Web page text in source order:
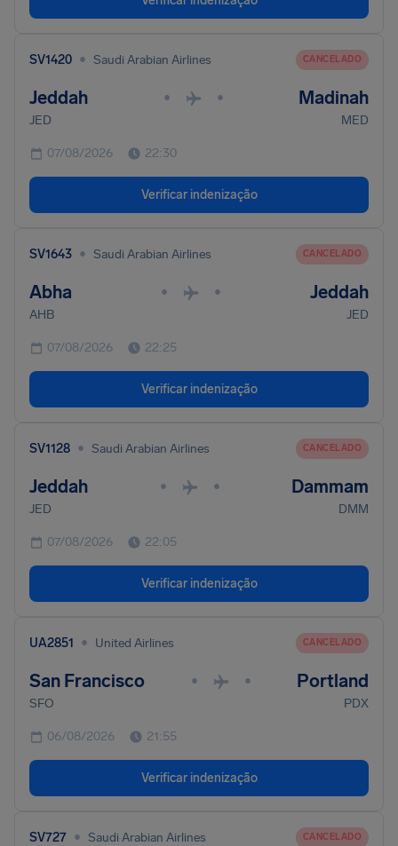
SV1420 • Saudi Arabian Airlines CANCELADO
Jeddah • • Madinah
JED MED
07/08/2026 22:30
Verificar indenização
SV1643 • Saudi Arabian Airlines CANCELADO
Abha • • Jeddah
AHB JED
07/08/2026 22:25
Verificar indenização
SV1128 • Saudi Arabian Airlines CANCELADO
Jeddah • • Dammam
JED DMM
07/08/2026 22:05
Verificar indenização
UA2851 • United Airlines CANCELADO
San Francisco • • Portland
SFO PDX
06/08/2026 21:55
Verificar indenização
SV727 • Saudi Arabian Airlines CANCELADO